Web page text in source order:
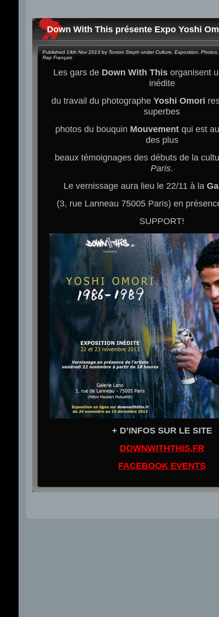
Down With This présente Expo Yoshi
Published 14th Nov 2013 by Tonton Steph underCulture Exposition Photos
Rap Français
Les gars de Down With This organisent
inédite
du travail du photographe Yoshi Omori
superbes
photos du bouquin Mouvementqui est
des plus
beaux témoignages des débuts de la
Paris.
Le vernissage aura lieu le 22/11 à la
(3, rue Lanneau 75005 Paris) en
SUPPORT!
+ D’INFOS SUR LE SITE
DOWNWITHTHIS.FR
FACEBOOK EVENTS